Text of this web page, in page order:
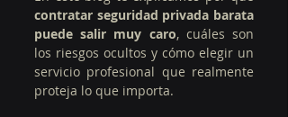
contratar seguridad privada barata
puede salir muy caro, cuáles son
los riesgos ocultos y cómo elegir un
servicio profesional que realmente
proteja lo que importa.